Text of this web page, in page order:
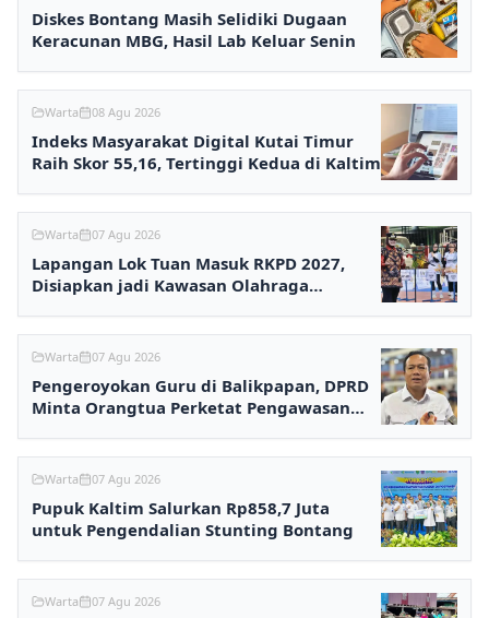
Diskes Bontang Masih Selidiki Dugaan
Keracunan MBG, Hasil Lab Keluar Senin
Warta 08 Agu 2026
Indeks Masyarakat Digital Kutai Timur
Raih Skor 55,16, Tertinggi Kedua di Kaltim
Warta 07 Agu 2026
Lapangan Lok Tuan Masuk RKPD 2027,
Disiapkan jadi Kawasan Olahraga
Warta 07 Agu 2026
Pengeroyokan Guru di Balikpapan, DPRD
Minta Orangtua Perketat Pengawasan
Warta 07 Agu 2026
Pupuk Kaltim Salurkan Rp858,7 Juta
untuk Pengendalian Stunting Bontang
Warta 07 Agu 2026